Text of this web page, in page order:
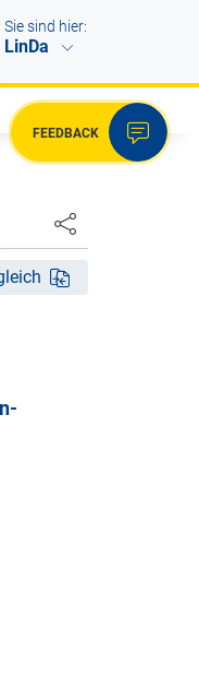
Sie sind hier:
LinDa
FEEDBACK